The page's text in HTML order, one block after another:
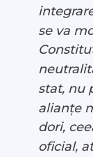
se va
stat, nu
alianțe
dori,
oficial,